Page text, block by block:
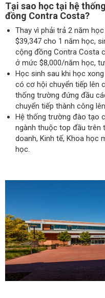
Tại sao học tại hệ
đồng Contra Costa?
Thay vì phải trả 2 năm
$39,347 cho 1 năm học,
cộng đồng Contra Costa
ở mức $8,000/năm học,
Học sinh sau khi học
có cơ hội chuyển tiếp lên
thống trường đứng đầu
chuyển tiếp thành công
Hệ thống trường đào tạo
ngành thuộc top đầu trên
doanh, Kinh tế, Khoa học
học.